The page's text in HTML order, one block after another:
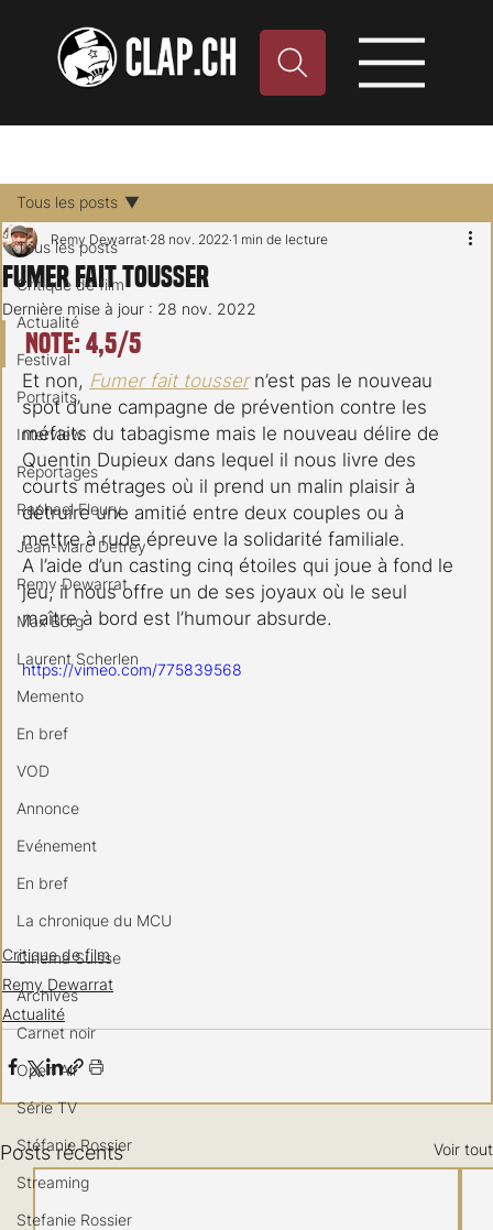
Tous les posts
Critique de film
Actualité
Festival
Portraits
Interview
Reportages
Raphael Fleury
Jean-Marc Detrey
Remy Dewarrat
Max Borg
Laurent Scherlen
Memento
En bref
VOD
Annonce
Evénement
En bref
La chronique du MCU
Cinéma Suisse
Archives
Carnet noir
Open Air
Série TV
Stéfanie Rossier
Streaming
Stefanie Rossier
Tous les posts
Fumer fait tousser
Remy Dewarrat 28 nov. 2022 1 min de lecture
Dernière mise à jour : 28 nov. 2022
Note: 4,5/5
Et non, Fumer fait tousser n’est pas le nouveau
spot d’une campagne de prévention contre les
méfaits du tabagisme mais le nouveau délire de
Quentin Dupieux dans lequel il nous livre des
courts métrages où il prend un malin plaisir à
détruire une amitié entre deux couples ou à
mettre à rude épreuve la solidarité familiale.
A l’aide d’un casting cinq étoiles qui joue à fond le
jeu, il nous offre un de ses joyaux où le seul
maître à bord est l’humour absurde.
https://vimeo.com/775839568
Critique de film
Remy Dewarrat
Actualité
Posts récents Voir tout